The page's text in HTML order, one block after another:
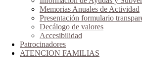
Memorias Anuales de Actividad
Presentación formulario
Decálogo de valores
Accesibilidad
Patrocinadores
ATENCION FAMILIAS